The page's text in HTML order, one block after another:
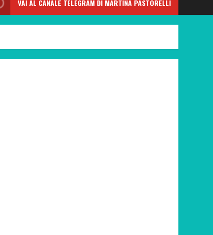
VAI AL CANALE TELEGRAM DI MARTINA PASTORELLI